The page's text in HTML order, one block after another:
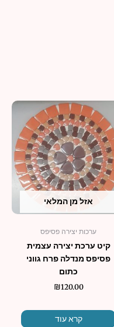
אזל מן המלאי
ערכות יצירה פסיפס
קיט ערכת יצירה עצמית
פסיפס מנדלה פרח גווני
כתום
₪120.00
קרא עוד